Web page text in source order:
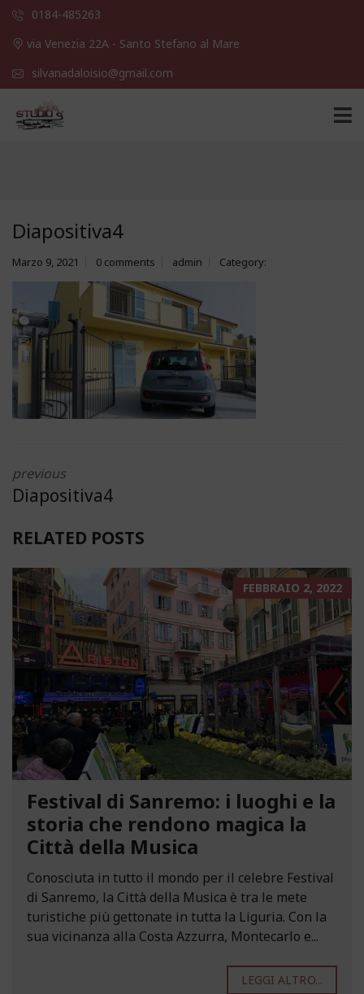
0184-485263
via Venezia 22A - Santo Stefano al Mare
silvanadaloisio@gmail.com
Diapositiva4
Marzo 9, 2021 0 comments admin Category:
previous
Diapositiva4
RELATED POSTS
FEBBRAIO 2, 2022
Festival di Sanremo: i luoghi e la
storia che rendono magica la
Città della Musica
Conosciuta in tutto il mondo per il celebre Festival
di Sanremo, la Città della Musica è tra le mete
turistiche più gettonate in tutta la Liguria. Con la
sua vicinanza alla Costa Azzurra, Montecarlo e...
LEGGI ALTRO...